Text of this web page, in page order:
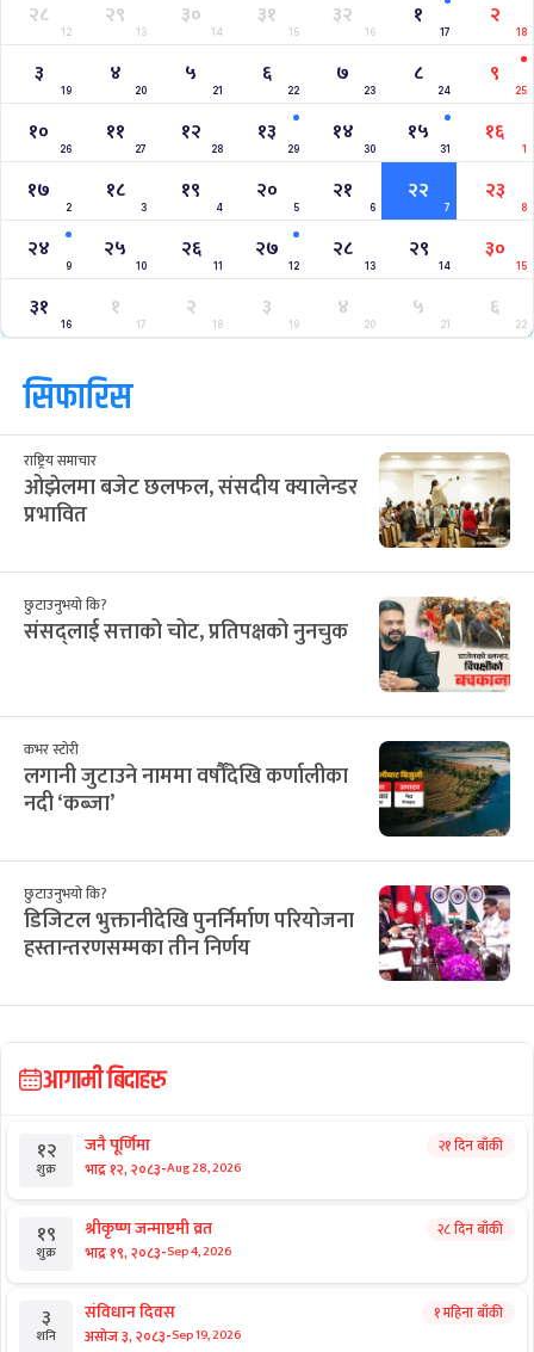
२८
12
२९
13
३०
14
३१
15
३२
16
१
17
२
18
३
19
४
20
५
21
६
22
७
23
८
24
९
25
१०
26
११
27
१२
28
१३
29
१४
30
१५
31
१६
1
१७
2
१८
3
१९
4
२०
5
२१
6
२२
7
२३
8
२४
9
२५
10
२६
11
२७
12
२८
13
२९
14
३०
15
३१
16
१
17
२
18
३
19
४
20
५
21
६
22
सिफारिस
राष्ट्रिय समाचार
ओझेलमा बजेट छलफल, संसदीय क्यालेन्डर
प्रभावित
छुटाउनुभयो कि?
संसद्लाई सत्ताको चोट, प्रतिपक्षको नुनचुक
कभर स्टोरी
लगानी जुटाउने नाममा वर्षौंदेखि कर्णालीका
नदी ‘कब्जा’
छुटाउनुभयो कि?
डिजिटल भुक्तानीदेखि पुनर्निर्माण परियोजना
हस्तान्तरणसम्मका तीन निर्णय
आगामी बिदाहरु
१२
शुक्र
जनै पूर्णिमा
भाद्र १२, २०८३-Aug 28, 2026
२१ दिन बाँकी
१९
शुक्र
श्रीकृष्ण जन्माष्टमी व्रत
भाद्र १९, २०८३-Sep 4, 2026
२८ दिन बाँकी
३
शनि
संविधान दिवस
असोज ३, २०८३-Sep 19, 2026
१ महिना बाँकी